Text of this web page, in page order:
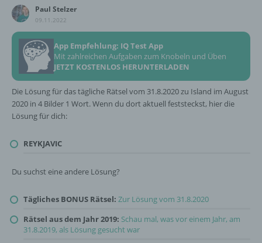
Paul Stelzer
09.11.2022
App Empfehlung: IQ Test App
Mit zahlreichen Aufgaben zum Knobeln und Üben
JETZT KOSTENLOS HERUNTERLADEN
Die Lösung für das tägliche Rätsel vom 31.8.2020 zu Island im August
2020 in 4 Bilder 1 Wort. Wenn du dort aktuell feststeckst, hier die
Lösung für dich:
REYKJAVIC
Du suchst eine andere Lösung?
Tägliches BONUS Rätsel: Zur Lösung vom 31.8.2020
Rätsel aus dem Jahr 2019: Schau mal, was vor einem Jahr, am
31.8.2019, als Lösung gesucht war